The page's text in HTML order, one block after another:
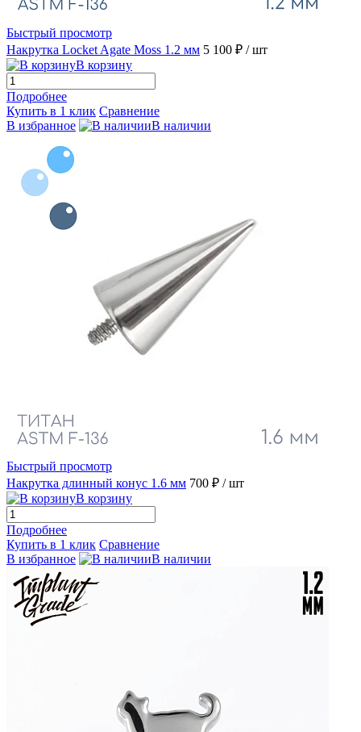
Быстрый просмотр
Накрутка Locket Agate Moss 1.2 мм 5 100 ₽ / шт
В корзину
Подробнее
Купить в 1 клик Сравнение
В избранное
В наличии
Быстрый просмотр
Накрутка длинный конус 1.6 мм 700 ₽ / шт
В корзину
Подробнее
Купить в 1 клик Сравнение
В избранное
В наличии